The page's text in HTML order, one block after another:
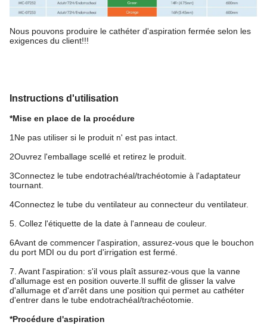
Nous pouvons produire le cathéter d'aspiration fermée selon les
exigences du client!!!
Instructions d'utilisation
*Mise en place de la procédure
1Ne pas utiliser si le produit n' est pas intact.
2Ouvrez l'emballage scellé et retirez le produit.
3Connectez le tube endotrachéal/trachéotomie à l'adaptateur
tournant.
4Connectez le tube du ventilateur au connecteur du ventilateur.
5. Collez l'étiquette de la date à l'anneau de couleur.
6Avant de commencer l'aspiration, assurez-vous que le bouchon
du port MDI ou du port d'irrigation est fermé.
7. Avant l'aspiration: s'il vous plaît assurez-vous que la vanne
d'allumage est en position ouverte.Il suffit de glisser la valve
d'allumage et d'arrêt dans une position qui permet au cathéter
d'entrer dans le tube endotrachéal/trachéotomie.
*Procédure d'aspiration